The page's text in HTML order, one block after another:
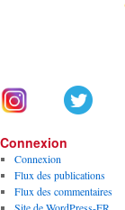
Connexion
Connexion
Flux des publications
Flux des commentaires
Site de WordPress-FR